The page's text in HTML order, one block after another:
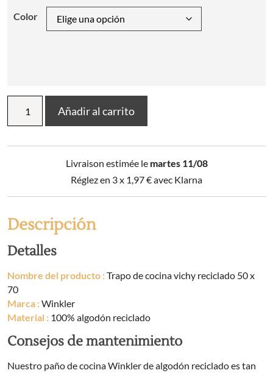
Color
cocina
Añadir al carrito
Livraison estimée le martes 11/08
Réglez en 3 x 1,97€avec Klarna
Descripción
Detalles
Nombre del producto :Trapo de cocina vichy reciclado 50 x
70
Marca :Winkler
Material : 100% algodón reciclado
Consejos de mantenimiento
Nuestro paño de cocina Winkler de algodón reciclado es tan